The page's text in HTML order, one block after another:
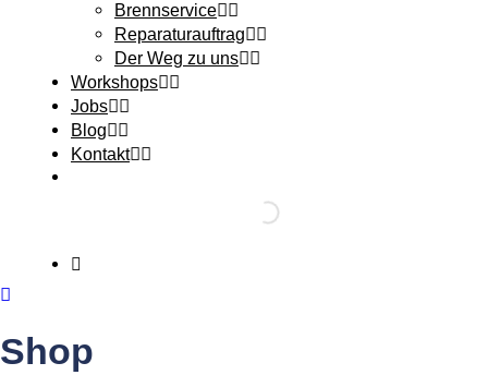
Brennservice
Reparaturauftrag
Der Weg zu uns
Workshops
Jobs
Blog
Kontakt
Shop